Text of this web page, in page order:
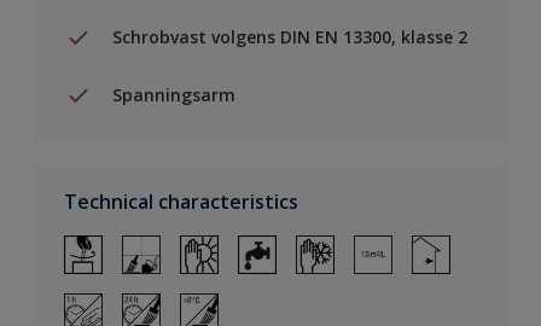
Schrobvast volgens DIN EN 13300, klasse 2
Spanningsarm
Technical characteristics